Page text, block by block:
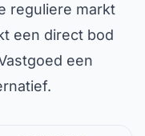
reguliere markt
een direct bod
een